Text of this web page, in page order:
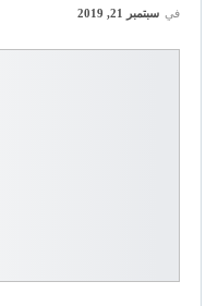
في سبتمبر 21, 2019